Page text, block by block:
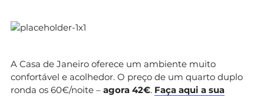
A Casa de Janeiro oferece um ambiente muito
confortável e acolhedor. O preço de um quarto duplo
ronda os 60€/noite – agora 42€. Faça aqui a sua